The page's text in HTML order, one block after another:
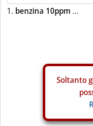
1. benzina 10ppm ...
Soltanto